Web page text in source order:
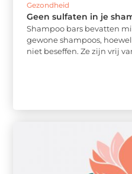
Gezondheid
Geen sulfaten in je
Shampoo bars bevatten
gewone shampoos,
niet beseffen. Ze zijn vrij